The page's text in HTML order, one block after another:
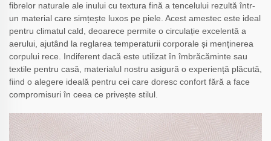
fibrelor naturale ale inului cu textura fină a tencelului rezultă într-
un material care simțește luxos pe piele. Acest amestec este ideal
pentru climatul cald, deoarece permite o circulație excelentă a
aerului, ajutând la reglarea temperaturii corporale și menținerea
corpului rece. Indiferent dacă este utilizat în îmbrăcăminte sau
textile pentru casă, materialul nostru asigură o experiență plăcută,
fiind o alegere ideală pentru cei care doresc confort fără a face
compromisuri în ceea ce privește stilul.